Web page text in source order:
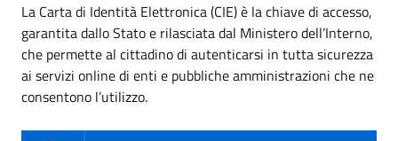
La Carta di Identità Elettronica (CIE) è la chiave di accesso,
garantita dallo Stato e rilasciata dal Ministero dell’Interno,
che permette al cittadino di autenticarsi in tutta sicurezza
ai servizi online di enti e pubbliche amministrazioni che ne
consentono l’utilizzo.